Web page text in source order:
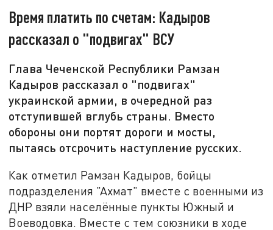
Время платить по счетам: Кадыров
рассказал о "подвигах" ВСУ
Глава Чеченской Республики Рамзан
Кадыров рассказал о "подвигах"
украинской армии, в очередной раз
отступившей вглубь страны. Вместо
обороны они портят дороги и мосты,
пытаясь отсрочить наступление русских.
Как отметил Рамзан Кадыров, бойцы
подразделения "Ахмат" вместе с военными из
ДНР взяли населённые пункты Южный и
Воеводовка. Вместе с тем союзники в ходе